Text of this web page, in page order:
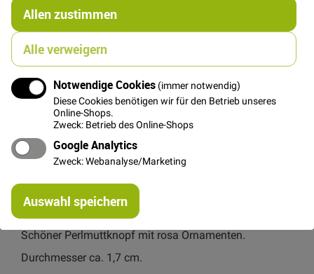
Allen zustimmen
Alle verweigern
Notwendige Cookies (immer notwendig)
Diese Cookies benötigen wir für den Betrieb unseres
Online-Shops.
Zweck: Betrieb des Online-Shops
Google Analytics
Zweck: Webanalyse/Marketing
Auswahl speichern
VerfügbarkeitAuf Lager
2,50 €
STÜCK
In den Warenkorb
Details
Schöner Perlmuttknopf mit rosa Ornamenten.
Durchmesser ca. 1,7 cm.